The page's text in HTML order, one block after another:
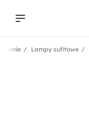
Lampy sufitowe